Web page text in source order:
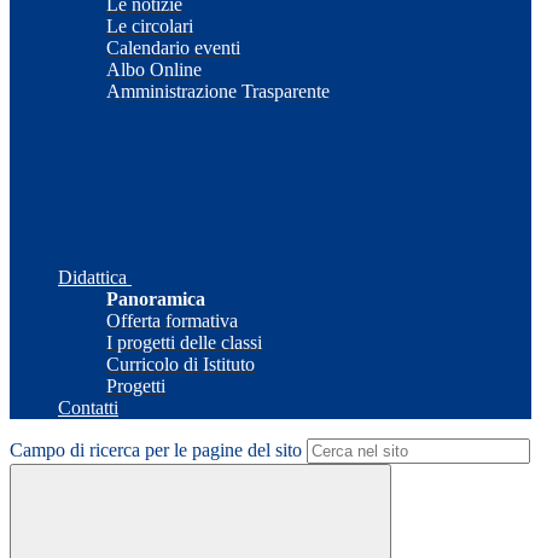
Le notizie
Le circolari
Calendario eventi
Albo Online
Amministrazione Trasparente
Didattica
Panoramica
Offerta formativa
I progetti delle classi
Curricolo di Istituto
Progetti
Contatti
Campo di ricerca per le pagine del sito